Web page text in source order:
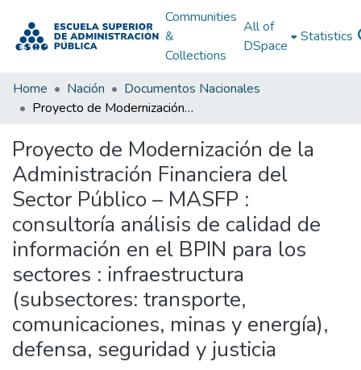
Communities
&
Collections
All of
DSpace
Statistics
Home Nación
Documentos Nacionales
Proyecto de Modernización de la Administración Financiera del Sector Público – MASFP : consultoría análisis de calidad de información en el BPIN para los sectores : infraestructura (subsectores: transporte, comunicaciones, minas y energía), defensa, seguridad y justicia
Proyecto de Modernización de la
Administración Financiera del
Sector Público – MASFP :
consultoría análisis de calidad de
información en el BPIN para los
sectores : infraestructura
(subsectores: transporte,
comunicaciones, minas y energía),
defensa, seguridad y justicia